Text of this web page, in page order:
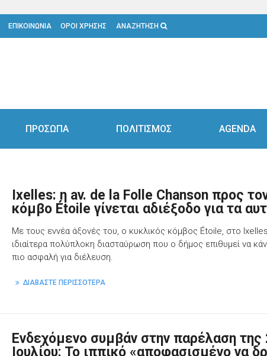
ΕΠΙΚΟΙΝΩΝΙΑ ΟΡΟΙ ΧΡΗΣΗΣ ΑΝΑΖΗΤΗΣΗ
ΠΡΟΣΩΠΑ ΠΟΛΙΤΙΣΜΟΣ AGENDA
Ixelles: η av. de la Folle Chanson προς
κόμβο Étoile γίνεται αδιέξοδο για τα
Με τους εννέα άξονές του, ο κυκλικός κόμβος Étoile, στο Ixelles,
ιδιαίτερα πολύπλοκη διασταύρωση που ο δήμος επιθυμεί να
πιο ασφαλή για διέλευση.
ΔΙΑΒΑΣΤΕ ΠΕΡΙΣΣΟΤΕΡΑ
Ενδεχόμενο συμβάν στην παρέλαση της
Ιουλίου; Το ιππικό «αποφασισμένο να